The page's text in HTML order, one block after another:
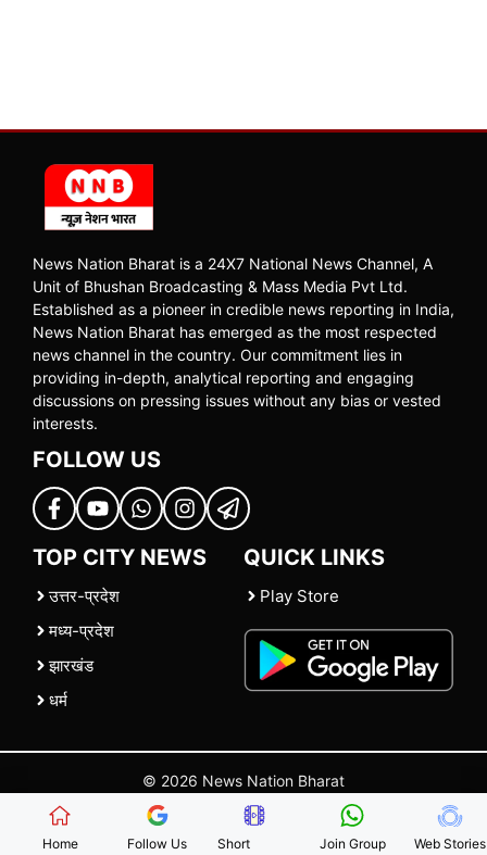
News Nation Bharat is a 24X7 National News Channel, A
Unit of Bhushan Broadcasting & Mass Media Pvt Ltd.
Established as a pioneer in credible news reporting in India,
News Nation Bharat has emerged as the most respected
news channel in the country. Our commitment lies in
providing in-depth, analytical reporting and engaging
discussions on pressing issues without any bias or vested
interests.
FOLLOW US
TOP CITY NEWS
उत्तर-प्रदेश
मध्य-प्रदेश
झारखंड
धर्म
QUICK LINKS
Play Store
© 2026 News Nation Bharat
| |Contact Us |Policies Terms and Conditions
Home Follow Us Short Join Group Web Stories